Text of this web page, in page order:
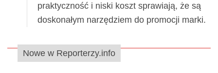
praktyczność i niski koszt sprawiają, że są
doskonałym narzędziem do promocji marki.
Nowe w Reporterzy.info